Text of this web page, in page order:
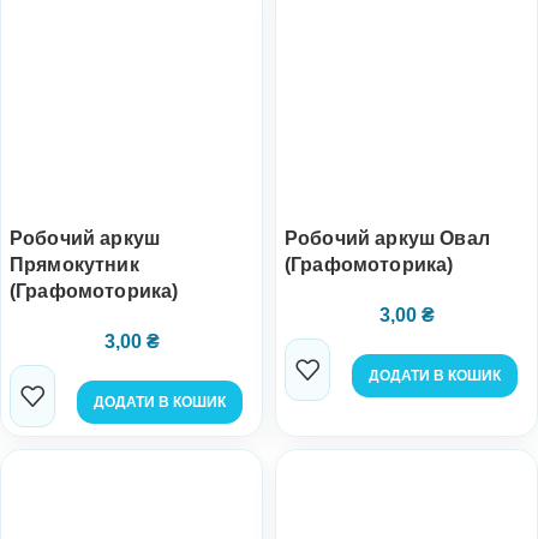
Робочий аркуш
Прямокутник
(Графомоторика)
3,00 ₴
ДОДАТИ В КОШИК
Робочий аркуш Овал
(Графомоторика)
3,00 ₴
ДОДАТИ В КОШИК